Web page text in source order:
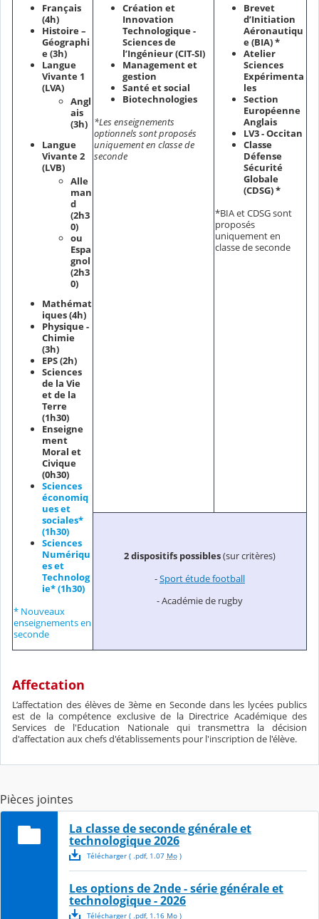
Français
(4h)
Histoire –
Géographi
e (3h)
Langue
Vivante 1
(LVA)
Angl
ais
(3h)
Langue
Vivante 2
(LVB)
Alle
man
d
(2h3
0)
ou
Espa
gnol
(2h3
0)
Mathémat
iques (4h)
Physique -
Chimie
(3h)
EPS (2h)
Sciences
de la Vie
et de la
Terre
(1h30)
Enseigne
ment
Moral et
Civique
(0h30)
Sciences
économiq
ues et
sociales*
(1h30)
Sciences
Numériqu
es et
Technolog
ie* (1h30)
* Nouveaux
enseignements en
seconde
Création et
Innovation
Technologique -
Sciences de
l’Ingénieur (CIT-SI)
Management et
gestion
Santé et social
Biotechnologies
*Les enseignements
optionnels sont proposés
uniquement en classe de
seconde
Brevet
d’Initiation
Aéronautiqu
e (BIA) *
Atelier
Sciences
Expérimenta
les
Section
Européenne
Anglais
LV3 - Occitan
Classe
Défense
Sécurité
Globale
(CDSG) *
*BIA et CDSG sont
proposés
uniquement en
classe de seconde
2 dispositifs possibles(sur critères)
-Sport étude football
- Académie de rugby
Affectation
L’affectation des élèves de 3ème en Seconde dans les lycées publics
est de la compétence exclusive de la Directrice Académique des
Services de l'Education Nationale qui transmettra la décision
d'affectation aux chefs d'établissements pour l'inscription de l'élève.
Pièces jointes
La classe de seconde générale et
technologique 2026
Télécharger( .pdf, 1.07 Mo)
Les options de 2nde - série générale et
technologique - 2026
Télécharger( .pdf, 1.16 Mo)